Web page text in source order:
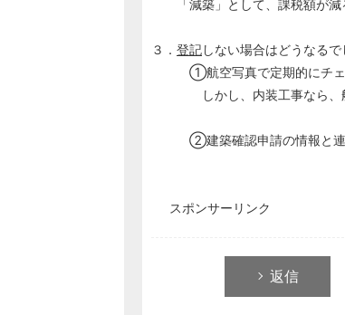
「減築」として、課税額が減
３． 登記しない場合はどうなるで
①航空写真で定期的にチェ
しかし、内装工事なら、航
②建築確認申請の情報と連
スポンサーリンク
返信